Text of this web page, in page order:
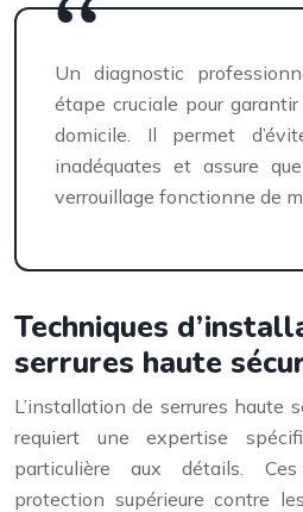
Un diagnostic
étape cruciale pour
domicile. Il permet
inadéquates et assure
verrouillage fonctionne de
Techniques
serrures haute
L’installation de serrures haute
requiert une expertise
particulière aux détails.
protection supérieure contre